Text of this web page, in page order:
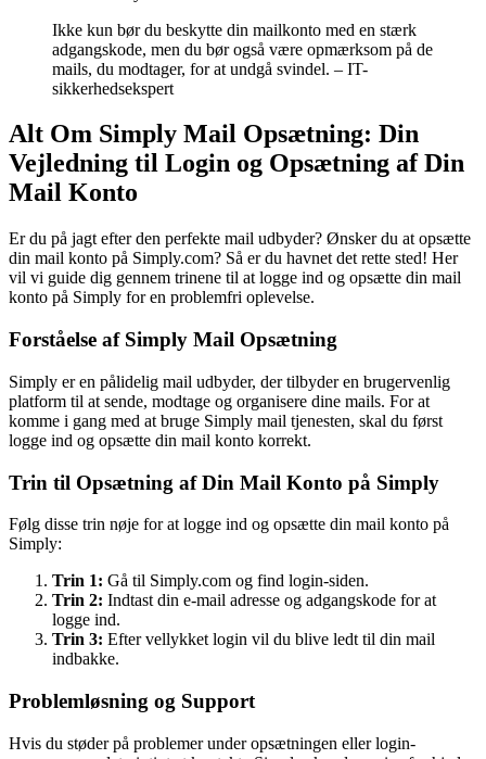
Ikke kun bør du beskytte din mailkonto med en stærk
adgangskode, men du bør også være opmærksom på de
mails, du modtager, for at undgå svindel. – IT-
sikkerhedsekspert
Alt Om Simply Mail Opsætning: Din
Vejledning til Login og Opsætning af Din
Mail Konto
Er du på jagt efter den perfekte mail udbyder? Ønsker du at opsætte
din mail konto på Simply.com? Så er du havnet det rette sted! Her
vil vi guide dig gennem trinene til at logge ind og opsætte din mail
konto på Simply for en problemfri oplevelse.
Forståelse af Simply Mail Opsætning
Simply er en pålidelig mail udbyder, der tilbyder en brugervenlig
platform til at sende, modtage og organisere dine mails. For at
komme i gang med at bruge Simply mail tjenesten, skal du først
logge ind og opsætte din mail konto korrekt.
Trin til Opsætning af Din Mail Konto på Simply
Følg disse trin nøje for at logge ind og opsætte din mail konto på
Simply:
Trin 1: Gå til Simply.com og find login-siden.
Trin 2: Indtast din e-mail adresse og adgangskode for at
logge ind.
Trin 3: Efter vellykket login vil du blive ledt til din mail
indbakke.
Problemløsning og Support
Hvis du støder på problemer under opsætningen eller login-